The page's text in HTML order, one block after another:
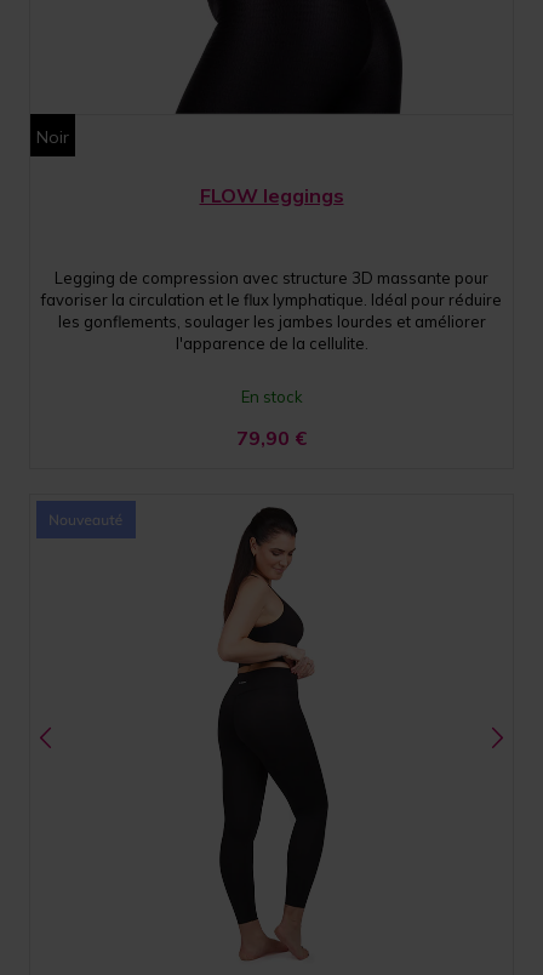
Noir
FLOW leggings
Legging de compression avec structure 3D massante pour
favoriser la circulation et le flux lymphatique. Idéal pour réduire
les gonflements, soulager les jambes lourdes et améliorer
l'apparence de la cellulite.
En stock
79,90 €